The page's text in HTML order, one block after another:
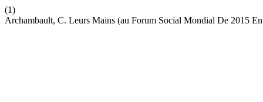
(1)
Archambault, C. Leurs Mains (au Forum Social Mondial De 2015